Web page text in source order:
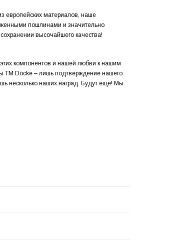
европейских материалов, наше
пошлинами и значительно
высочайшего качества!
компонентов и нашей любви к нашим
ТМ Döcke – лишь подтверждение нашего
несколько наших наград. Будут еще! Мы